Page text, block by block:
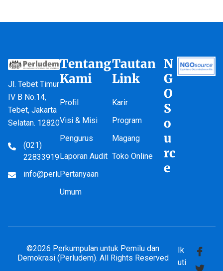
Jl. Tebet Timur
IV B No.14,
Tebet, Jakarta
Selatan. 12820
(021)
22833919
info@perludem.or.id
Tentang
Kami
Profil
Visi & Misi
Pengurus
Laporan Audit
Pertanyaan
Umum
Tautan
Link
Karir
Program
Magang
Toko Online
N
G
O
S
o
u
rc
e
©2026 Perkumpulan untuk Pemilu dan
Demokrasi (Perludem). All Rights Reserved
Ik
uti